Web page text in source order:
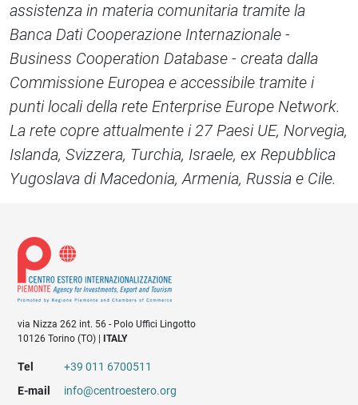
assistenza in materia comunitaria tramite la
Banca Dati Cooperazione Internazionale -
Business Cooperation Database - creata dalla
Commissione Europea e accessibile tramite i
punti locali della rete Enterprise Europe Network.
La rete copre attualmente i 27 Paesi UE, Norvegia,
Islanda, Svizzera, Turchia, Israele, ex Repubblica
Yugoslava di Macedonia, Armenia, Russia e Cile.
via Nizza 262 int. 56 - Polo Uffici Lingotto
10126 Torino (TO) |
ITALY
Tel
+39 011 6700511
E-mail
info@centroestero.org